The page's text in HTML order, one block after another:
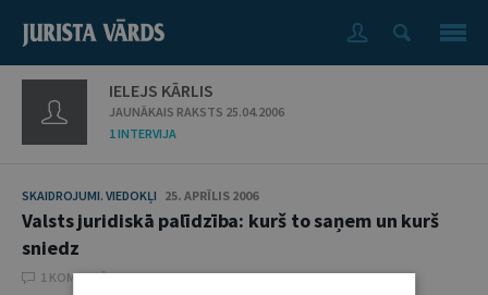
IELEJS KĀRLIS
JAUNĀKAIS RAKSTS 25.04.2006
1 INTERVIJA
SKAIDROJUMI. VIEDOKĻI 25. APRĪLIS 2006
Valsts juridiskā palīdzība: kurš to saņem un kurš
sniedz
1 KOMENTĀRI